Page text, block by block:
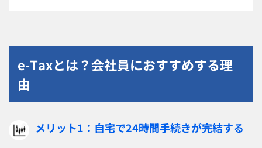
e-Taxとは？会社員におすすめする理
由
メリット1：自宅で24時間手続きが完結する